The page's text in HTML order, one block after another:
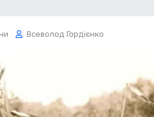
Всеволод Гордієнко